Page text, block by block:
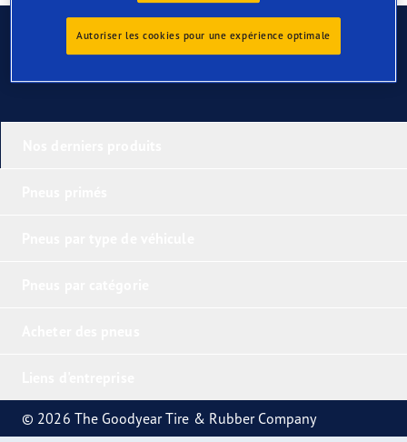
Contactez-nous
© 2026 The Goodyear Tire & Rubber Company
Autoriser les cookies pour une expérience optimale